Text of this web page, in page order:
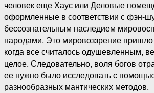
человек еще Хаус или Деловые
оформленные в соответствии с фэн-
бессознательным наследием
народами. Это мировоззрение пришло
когда все считалось одушевленным,
целое. Следовательно, воля богов
ее нужно было исследовать с
разнообразных мантических методов.